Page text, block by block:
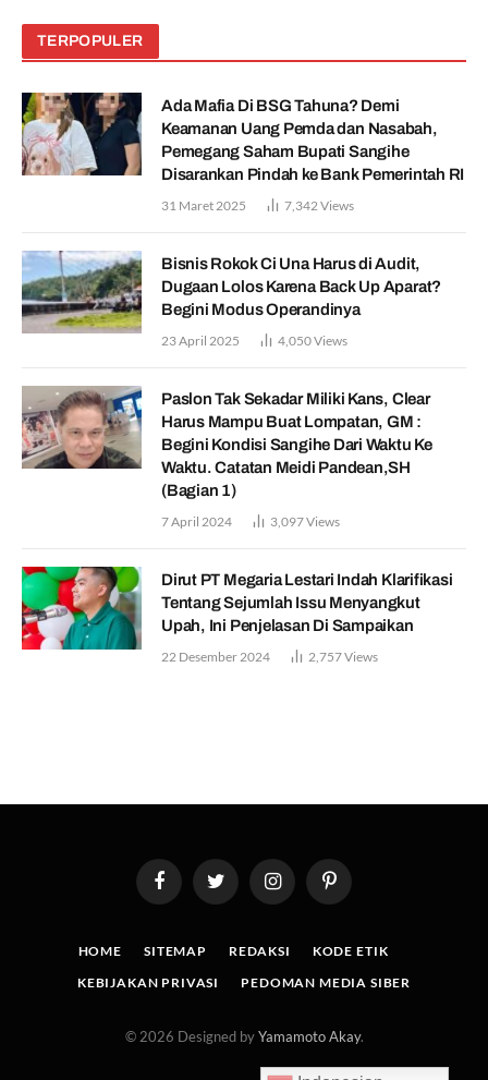
TERPOPULER
Ada Mafia Di BSG Tahuna? Demi
Keamanan Uang Pemda dan Nasabah,
Pemegang Saham Bupati Sangihe
Disarankan Pindah ke Bank Pemerintah RI
31 Maret 2025 7,342Views
Bisnis Rokok Ci Una Harus di Audit,
Dugaan Lolos Karena Back Up Aparat?
Begini Modus Operandinya
23 April 2025 4,050Views
Paslon Tak Sekadar Miliki Kans, Clear
Harus Mampu Buat Lompatan, GM :
Begini Kondisi Sangihe Dari Waktu Ke
Waktu. Catatan Meidi Pandean,SH
(Bagian 1)
7 April 2024 3,097Views
Dirut PT Megaria Lestari Indah Klarifikasi
Tentang Sejumlah Issu Menyangkut
Upah, Ini Penjelasan Di Sampaikan
22 Desember 2024 2,757Views
FacebookTwitter InstagramPinterest
HOME SITEMAP REDAKSI
KODE ETIK
KEBIJAKAN PRIVASI
PEDOMAN MEDIA SIBER
© 2026 Designed byYamamoto Akay.